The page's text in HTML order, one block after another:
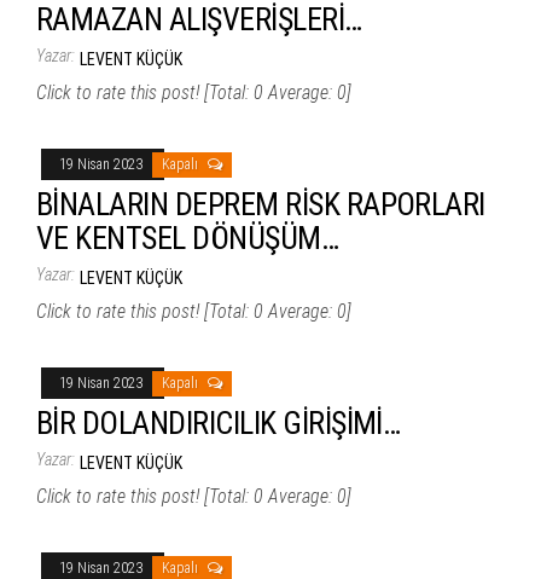
RAMAZAN ALIŞVERİŞLERİ…
Yazar: LEVENT KÜÇÜK
Click to rate this post! [Total: 0 Average: 0]
19 Nisan 2023 Kapalı
BİNALARIN DEPREM RİSK RAPORLARI
VE KENTSEL DÖNÜŞÜM…
Yazar: LEVENT KÜÇÜK
Click to rate this post! [Total: 0 Average: 0]
19 Nisan 2023 Kapalı
BİR DOLANDIRICILIK GİRİŞİMİ…
Yazar: LEVENT KÜÇÜK
Click to rate this post! [Total: 0 Average: 0]
19 Nisan 2023 Kapalı